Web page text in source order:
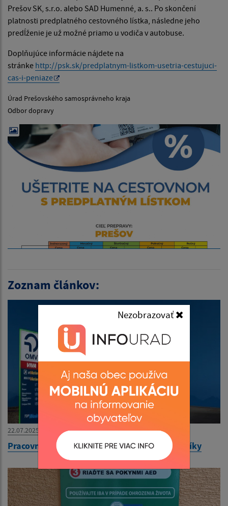
Nezobrazovať
Prešov SK, s.r.o. alebo SAD Humenné, a. s.. Po skončení
platnosti predplatného cestovného lístka, následne jeho
predĺženie je už možné priamo u vodiča v autobuse.
Doplňujúce informácie nájdete na
stránke http://psk.sk/predplatnym-listkom-usetria-cestujuci-
cas-i-peniaze
Úrad Prešovského samosprávneho kraja
Odbor dopravy
Zoznam článkov:
22.07.2025
Pracovná ponuka - čerpacia stanica OMV Lipníky